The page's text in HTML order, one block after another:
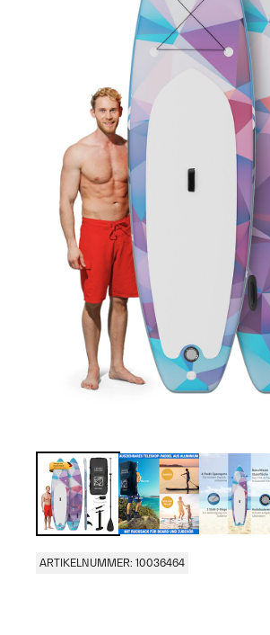
ARTIKELNUMMER: 10036464